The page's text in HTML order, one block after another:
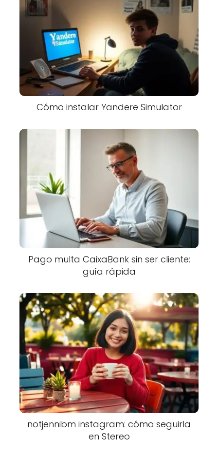
Cómo instalar Yandere Simulator
Pago multa CaixaBank sin ser cliente:
guía rápida
notjennibm instagram: cómo seguirla
en Stereo